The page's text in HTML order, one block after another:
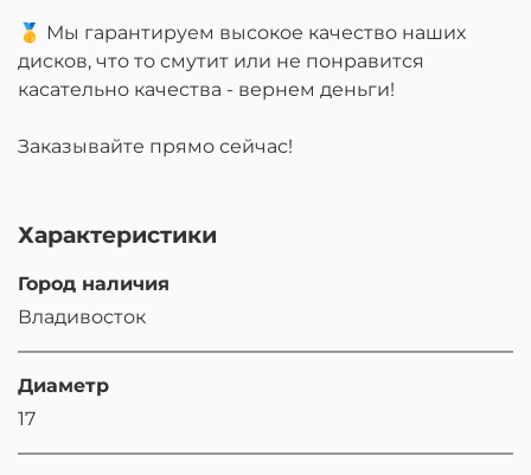
🥇 Мы гарантируем высокое качество наших
дисков, что то смутит или не понравится
касательно качества - вернем деньги!
Заказывайте прямо сейчас!
Характеристики
Город наличия
Владивосток
Диаметр
17